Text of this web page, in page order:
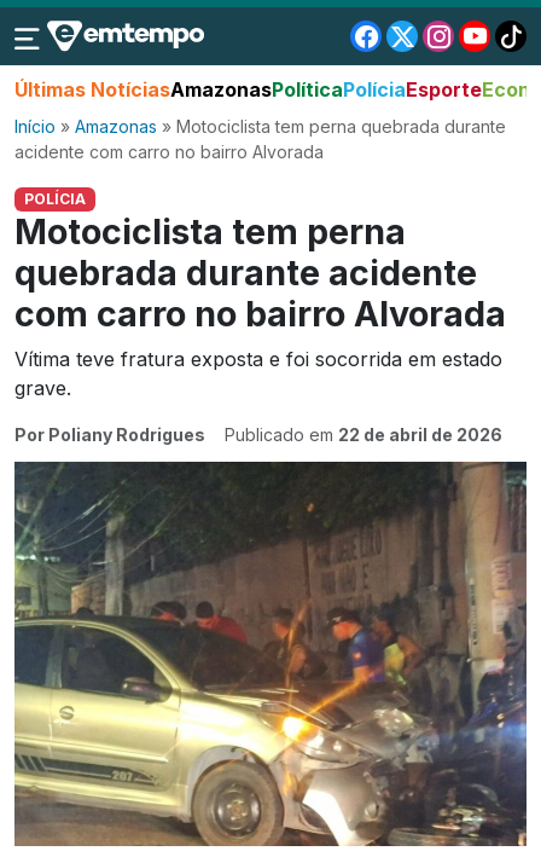
Últimas NotíciasAmazonasPolíticaPolíciaEsporte
Início » Amazonas » Motociclista tem perna quebrada durante
acidente com carro no bairro Alvorada
POLÍCIA
Motociclista tem perna
quebrada durante acidente
com carro no bairro Alvorada
Vítima teve fratura exposta e foi socorrida em estado
grave.
Por Poliany Rodrigues Publicado em 22 de abril de 2026